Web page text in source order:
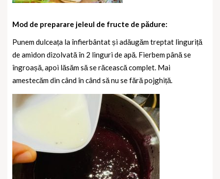
Mod de preparare jeleul de fructe de pădure:
Punem dulceața la înfierbântat și adăugăm treptat linguriță
de amidon dizolvată în 2 linguri de apă. Fierbem până se
îngroașă, apoi lăsăm să se răcească complet. Mai
amestecăm din când în când să nu se fără pojghiță.